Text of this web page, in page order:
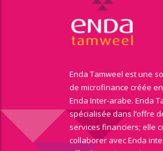
Enda Tamweel est une
de microfinance créée en
Enda Inter-arabe. Enda
spécialisée dans l’offre
services financiers; elle
collaborer avec Enda